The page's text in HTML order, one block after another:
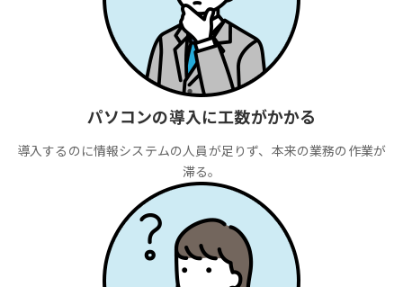
パソコンの導入に工数がかかる
導入するのに情報システムの人員が足りず、本来の業務の作業が
滞る。